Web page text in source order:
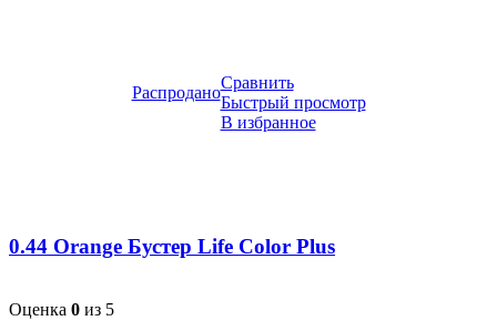
Распродано
Сравнить
Быстрый просмотр
В избранное
0.44 Orange Бустер Life Color Plus
Оценка 0 из 5